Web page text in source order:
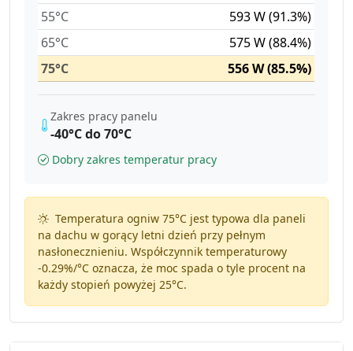
55°C
593 W (91.3%)
65°C
575 W (88.4%)
75°C
556 W (85.5%)
Zakres pracy panelu
-40°C do 70°C
Dobry zakres temperatur pracy
Temperatura ogniw 75°C jest typowa dla paneli
na dachu w gorący letni dzień przy pełnym
nasłonecznieniu. Współczynnik temperaturowy
-0.29%/°Coznacza, że moc spada o tyle procent na
każdy stopień powyżej 25°C.